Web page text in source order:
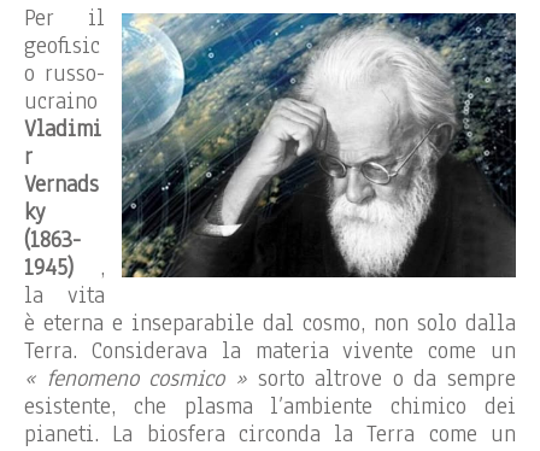
Per il
geofisic
o russo-
ucraino
Vladimi
r
Vernads
ky
(1863-
1945) ,
la vita
è eterna e inseparabile dal cosmo, non solo dalla
Terra. Considerava la materia vivente come un
« fenomeno cosmico »sorto altrove o da sempre
esistente, che plasma l’ambiente chimico dei
pianeti. La biosfera circonda la Terra come un